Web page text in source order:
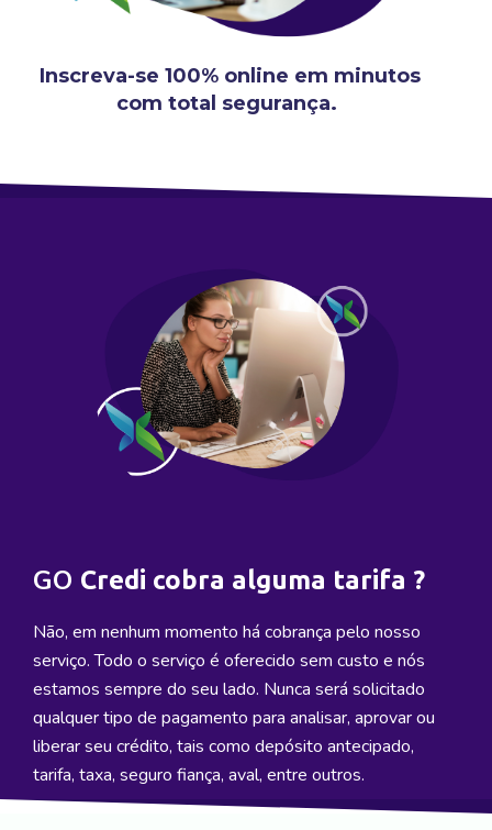
Inscreva-se 100% online em minutos
com total segurança.
GO Credi cobra alguma tarifa ?
Não, em nenhum momento há cobrança pelo nosso
serviço. Todo o serviço é oferecido sem custo e nós
estamos sempre do seu lado. Nunca será solicitado
qualquer tipo de pagamento para analisar, aprovar ou
liberar seu crédito, tais como depósito antecipado,
tarifa, taxa, seguro fiança, aval, entre outros.